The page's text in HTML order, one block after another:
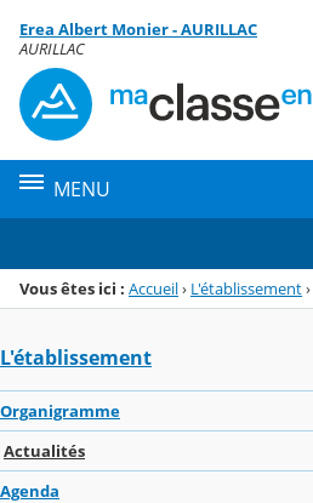
Menu de la rubrique
Contenu
Erea Albert Monier - AURILLAC
AURILLAC
MENU
Vous êtes ici : Accueil› L'établissement›
L'établissement
Organigramme
Actualités
Agenda